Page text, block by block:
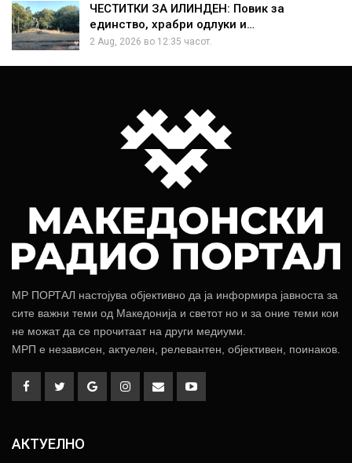
ЧЕСТИТКИ ЗА ИЛИНДЕН: Повик за
единство, храбри одлуки и…
2 Aug, 2026 во 12:35 часот.
МР ПОРТАЛ настојува објективно да ја информира јавноста за
сите важни теми од Македонија и светот но и за оние теми кои
не можат да се прочитаат на други медиуми.
МРП е независен, актуелен, релевантен, објективен, поинаков.
АКТУЕЛНО